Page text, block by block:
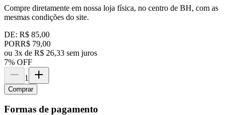
Compre diretamente em nossa loja física, no centro de BH, com as
mesmas condições do site.
DE: R$ 85,00
PORR$ 79,00
ou 3x de R$ 26,33 sem juros
7% OFF
1
Comprar
Formas de pagamento